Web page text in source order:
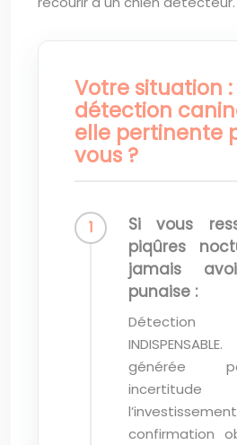
Votre situation
détection
elle pertinente
vous ?
Si vous
piqûres
jamais
punaise :
générée
confirmation